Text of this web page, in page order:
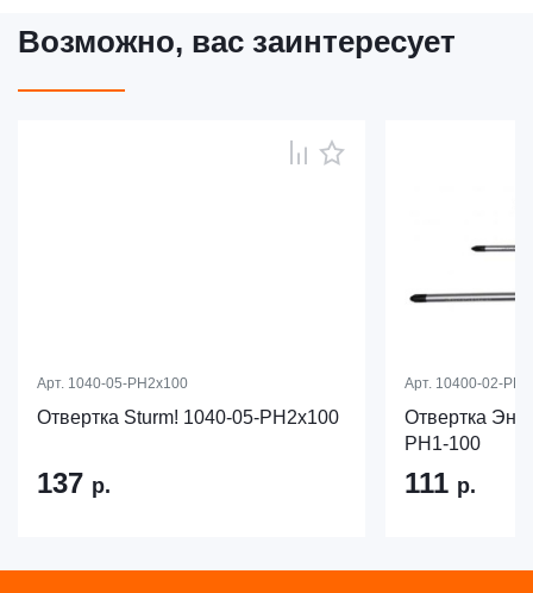
Возможно, вас заинтересует
Арт. 1040-05-PH2x100
Отвертка Sturm! 1040-05-PH2x100
137 р.
Арт. 10400-02-
Отвертка
PH1-100
111 р.